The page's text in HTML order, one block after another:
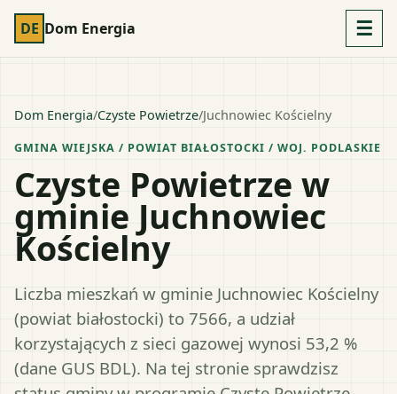
DE Dom Energia ☰
Dom Energia/Czyste Powietrze/Juchnowiec Kościelny
GMINA WIEJSKA / POWIAT BIAŁOSTOCKI / WOJ. PODLASKIE
Czyste Powietrze w
gminie Juchnowiec
Kościelny
Liczba mieszkań w gminie Juchnowiec Kościelny
(powiat białostocki) to 7566, a udział
korzystających z sieci gazowej wynosi 53,2 %
(dane GUS BDL). Na tej stronie sprawdzisz